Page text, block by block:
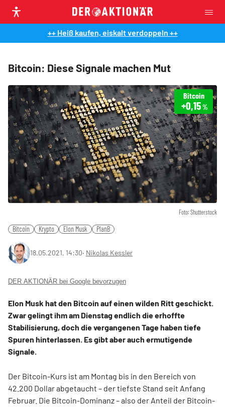
++ Heiß kaufen, eiskalt verdoppeln ++
Bitcoin: Diese Signale machen Mut
Foto: Shutterstock
Bitcoin
+0,15%
Bitcoin Krypto Elon Musk PlanB
18.05.2021, 14:30‧ Nikolas Kessler
DER AKTIONÄR bei Google bevorzugen
Elon Musk hat den Bitcoin auf einen wilden Ritt geschickt.
Zwar gelingt ihm am Dienstag endlich die erhoffte
Stabilisierung, doch die vergangenen Tage haben tiefe
Spuren hinterlassen. Es gibt aber auch ermutigende
Signale.
Der Bitcoin-Kurs ist am Montag bis in den Bereich von
42.200 Dollar abgetaucht – der tiefste Stand seit Anfang
Februar. Die Bitcoin-Dominanz – also der Anteil der Bitcoin-